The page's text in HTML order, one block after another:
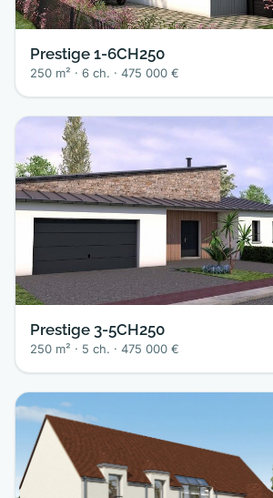
Prestige 1-6CH250
250 m² · 6 ch. · 475 000 €
Prestige 3-5CH250
250 m² · 5 ch. · 475 000 €